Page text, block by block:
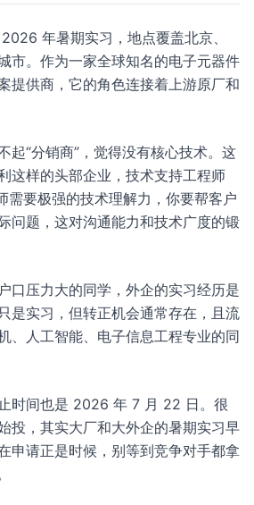
年暑期实习，地点覆盖北京、
市。作为一家全球知名的电子元器件
提供商，它的角色连接着上游原厂和
起“分销商”，觉得没有核心技术。这
这样的头部企业，技术支持工程师
需要极强的技术理解力，你要帮客户
问题，这对沟通能力和技术广度的锻
口压力大的同学，外企的实习经历是
是实习，但转正机会通常存在，且流
、人工智能、电子信息工程专业的同
时间也是 2026 年 7 月 22 日。很
投，其实大厂和大外企的暑期实习早
申请正是时候，别等到竞争对手都拿